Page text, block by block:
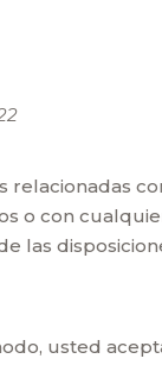
relacionadas
o con
usted